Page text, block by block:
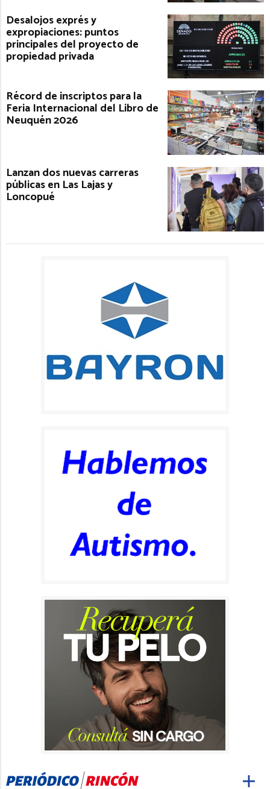
Desalojos exprés y
expropiaciones: puntos
principales del proyecto de
propiedad privada
Récord de inscriptos para la
Feria Internacional del Libro de
Neuquén 2026
Lanzan dos nuevas carreras
públicas en Las Lajas y
Loncopué